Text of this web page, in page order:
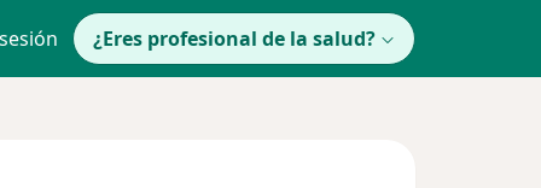
¿Eres profesional de la salud?